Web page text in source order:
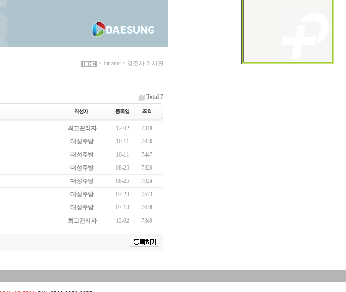
> Intranet > 경조사 게시판
Total 7
최고관리자 12-02
7349
대성주방 10-11
7430
대성주방 10-11
7447
대성주방 08-25
7320
대성주방 08-25
7924
대성주방 07-23
7573
대성주방 07-13
7638
최고관리자 12-02 7349